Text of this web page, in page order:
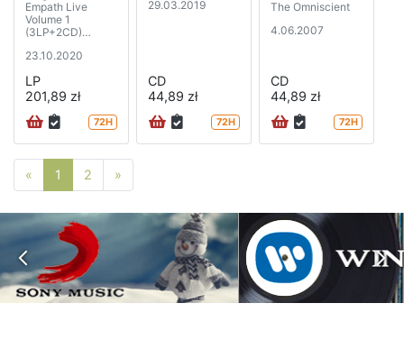
Empath Live
Volume 1
(3LP+2CD)
boxset)
23.10.2020
LP
201,89 zł
72H
29.03.2019
CD
44,89 zł
72H
The Omniscient
4.06.2007
CD
44,89 zł
72H
« Poprzednia strona
1 2 »